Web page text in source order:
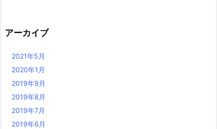
アーカイブ
2021年5月
2020年1月
2019年9月
2019年8月
2019年7月
2019年6月